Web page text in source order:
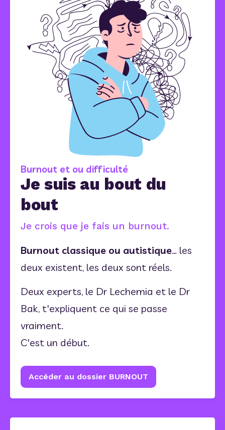
Burnout et ou difficulté
Je suis au bout du
bout
Je crois que je fais un burnout.
Burnout classique ou autistique… les
deux existent, les deux sont réels.
Deux experts, le Dr Lechemia et le Dr
Bak, t'expliquent ce qui se passe
vraiment.
C'est un début.
Accéder au dossier BURNOUT